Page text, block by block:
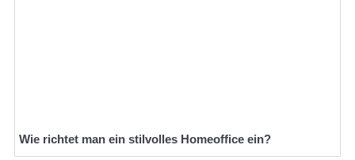
Wie richtet man ein stilvolles Homeoffice ein?